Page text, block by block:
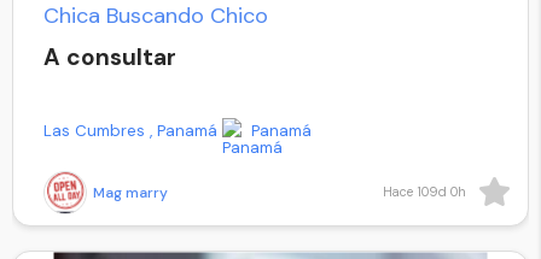
Chica Buscando Chico
A consultar
Mag marry
Las Cumbres , Panamá Panamá
Hace 109d 0h